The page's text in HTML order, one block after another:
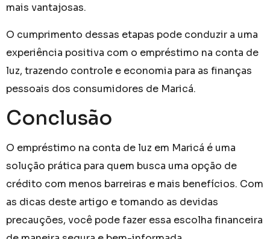
mais vantajosas.
O cumprimento dessas etapas pode conduzir a uma
experiência positiva com o empréstimo na conta de
luz, trazendo controle e economia para as finanças
pessoais dos consumidores de Maricá.
Conclusão
O empréstimo na conta de luz em Maricá é uma
solução prática para quem busca uma opção de
crédito com menos barreiras e mais benefícios. Com
as dicas deste artigo e tomando as devidas
precauções, você pode fazer essa escolha financeira